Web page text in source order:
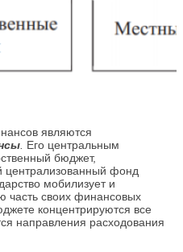
являются
. Его центральным
бюджет,
централизованный фонд
мобилизует и
часть своих финансовых
концентрируются все
направления расходования